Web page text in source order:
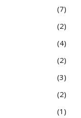
7
2
4
2
3
2
1